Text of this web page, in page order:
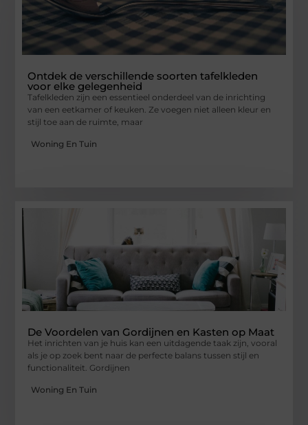
Ontdek de verschillende soorten tafelkleden
voor elke gelegenheid
Tafelkleden zijn een essentieel onderdeel van de inrichting
van een eetkamer of keuken. Ze voegen niet alleen kleur en
stijl toe aan de ruimte, maar
Woning En Tuin
De Voordelen van Gordijnen en Kasten op Maat
Het inrichten van je huis kan een uitdagende taak zijn, vooral
als je op zoek bent naar de perfecte balans tussen stijl en
functionaliteit. Gordijnen
Woning En Tuin